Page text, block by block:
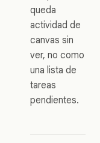
queda
actividad de
canvas sin
ver, no como
una lista de
tareas
pendientes.